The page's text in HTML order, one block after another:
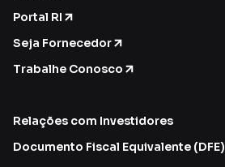
Portal RI
Seja Fornecedor
Trabalhe Conosco
Relações com Investidores
Documento Fiscal Equivalente (DFE)